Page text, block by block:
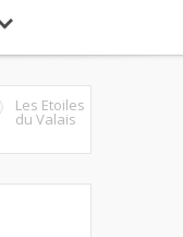
Les Etoiles
du Valais